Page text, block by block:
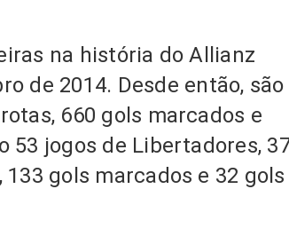
na história do Allianz
de 2014. Desde então, são
660 gols marcados e
53 jogos de Libertadores,
gols marcados e 32 gols